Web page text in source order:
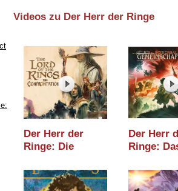
Videos zu Der Herr der Ringe
Der Herr der
Ringe: Die
(Elznir Games) /
Spielwarenmesse
Der Herr
Ringe:
Man